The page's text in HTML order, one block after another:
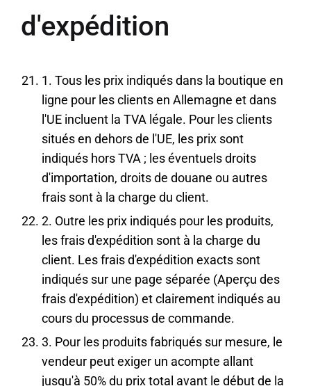
d'expédition
1. Tous les prix indiqués dans la boutique en
ligne pour les clients en Allemagne et dans
l'UE incluent la TVA légale. Pour les clients
situés en dehors de l'UE, les prix sont
indiqués hors TVA ; les éventuels droits
d'importation, droits de douane ou autres
frais sont à la charge du client.
2. Outre les prix indiqués pour les produits,
les frais d'expédition sont à la charge du
client. Les frais d'expédition exacts sont
indiqués sur une page séparée (Aperçu des
frais d'expédition) et clairement indiqués au
cours du processus de commande.
3. Pour les produits fabriqués sur mesure, le
vendeur peut exiger un acompte allant
jusqu'à 50% du prix total avant le début de la